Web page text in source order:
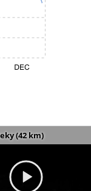
(42 km)